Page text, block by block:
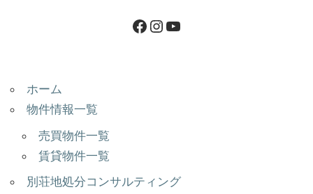
ホーム
物件情報一覧
売買物件一覧
賃貸物件一覧
別荘地処分コンサルティング